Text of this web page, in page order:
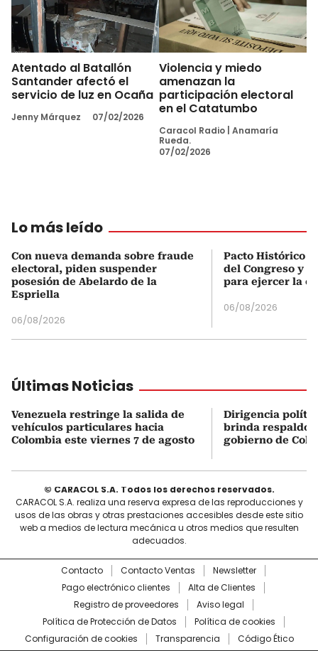
Atentado al Batallón
Santander afectó el
servicio de luz en Ocaña
Jenny Márquez 07/02/2026
Violencia y miedo
amenazan la
participación electoral
en el Catatumbo
Caracol Radio Anamaría
Rueda.
07/02/2026
Lo más leído
Con nueva demanda sobre fraude
electoral, piden suspender
posesión de Abelardo de la
Espriella
06/08/2026
Pacto Histórico
del Congreso y
para ejercer la
06/08/2026
Últimas Noticias
Venezuela restringe la salida de
vehículos particulares hacia
Colombia este viernes 7 de agosto
Dirigencia
brinda respaldo
gobierno de
© CARACOL S.A. Todos los derechos reservados.
CARACOL S.A. realiza una reserva expresa de las reproducciones y
usos de las obras y otras prestaciones accesibles desde este sitio
web a medios de lectura mecánica u otros medios que resulten
adecuados.
Contacto Contacto Ventas
Newsletter
Pago electrónico clientes
Alta de Clientes
Registro de proveedores
Aviso legal
Política de Protección de Datos
Política de cookies
Configuración de cookies
Transparencia Código Ético